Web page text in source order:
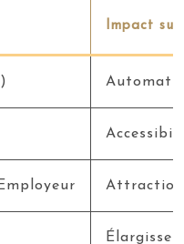
Impact sur
Attraction